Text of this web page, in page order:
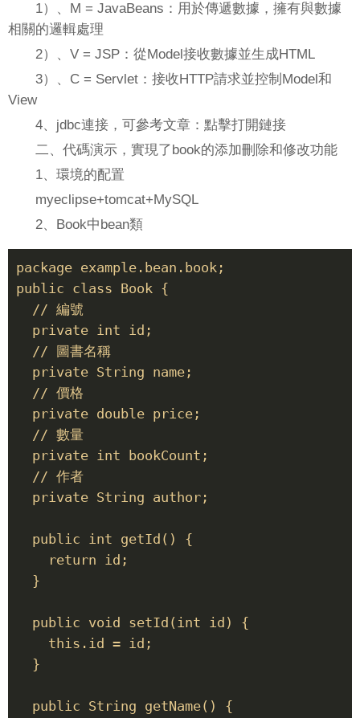
1）、M = JavaBeans：用於傳遞數據，擁有與數據
相關的邏輯處理
2）、V = JSP：從Model接收數據並生成HTML
3）、C = Servlet：接收HTTP請求並控制Model和
View
4、jdbc連接，可參考文章：點擊打開鏈接
二、代碼演示，實現了book的添加刪除和修改功能
1、環境的配置
myeclipse+tomcat+MySQL
2、Book中bean類
package example.bean.book;
public class Book {
  // 編號
  private int id;
  // 圖書名稱
  private String name;
  // 價格
  private double price;
  // 數量
  private int bookCount;
  // 作者
  private String author;
  public int getId() {
    return id;
  }
  public void setId(int id) {
    this.id = id;
  }
  public String getName() {